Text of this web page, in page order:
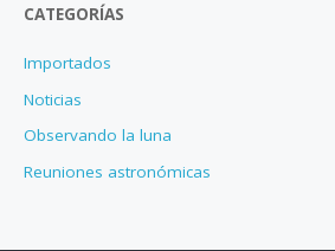
CATEGORÍAS
Importados
Noticias
Observando la luna
Reuniones astronómicas